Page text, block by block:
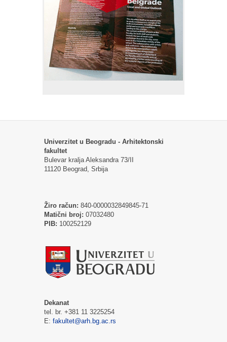
Univerzitet u Beogradu - Arhitektonski
fakultet
Bulevar kralja Aleksandra 73/II
11120 Beograd, Srbija
Žiro račun: 840-0000032849845-71
Matični broj: 07032480
PIB: 100252129
Dekanat
tel. br. +381 11 3225254
E: fakultet@arh.bg.ac.rs